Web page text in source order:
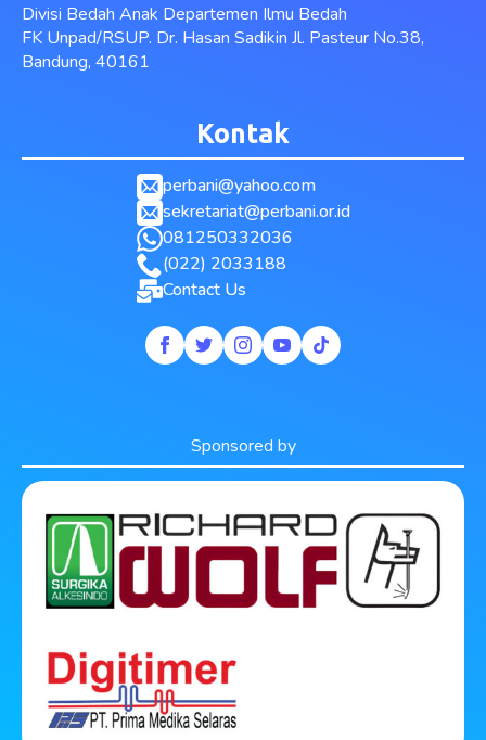
Divisi Bedah Anak Departemen Ilmu Bedah
FK Unpad/RSUP. Dr. Hasan Sadikin Jl. Pasteur No.38,
Bandung, 40161
Kontak
perbani@yahoo.com
sekretariat@perbani.or.id
081250332036
(022) 2033188
Contact Us
Sponsored by